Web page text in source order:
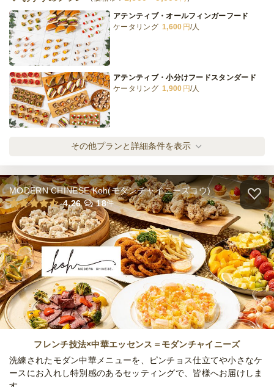
アテンティブ・オールフィンガーフード
ケータリング 1,600 円/人
アテンティブ・小分けフードスタンダード
ケータリング 1,900 円/人
アテンティブ・小分けフードプレミアム
ケータリング 2,200円/人
アテンティブ・スタンダード
ケータリング 2,200円/人
アテンティブ・デラックス
ケータリング 2,700円/人
アテンティブ・プレミアム
その他プランと詳細条件を表示
MODERN CHINESE Koh(モダンチャイニーズコウ)
4.26
18件
フレンチ技法×中華エッセンス＝モダンチャイニーズ
洗練されたモダン中華メニューを、ピンチョス仕立てや小さなケ
ースにお入れし特別感のあるセッティングで、皆様へお届けしま